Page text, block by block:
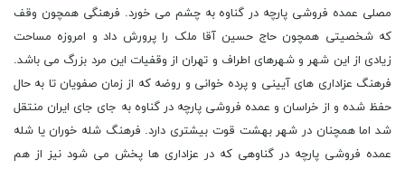
مصلی عمده فروشی پارچه در گناوه به چشم می خورد. فرهنگی همچون وقف
که شخصیتی همچون حاج حسین آقا ملک را پرورش داد و امروزه مساحت
زیادی از این شهر و شهرهای اطراف و تهران از وقفیات این مرد بزرگ می باشد.
فرهنگ عزاداری های آیینی و پرده خوانی و روضه که از زمان صفویان تا به حال
حفظ شده و از خراسان و عمده فروشی پارچه در گناوه به جای جای ایران منتقل
شد اما همچنان در شهر بهشت قوت بیشتری دارد. فرهنگ شله خوران یا شله
عمده فروشی پارچه در گناوهی که در عزاداری ها پخش می شود نیز از هم